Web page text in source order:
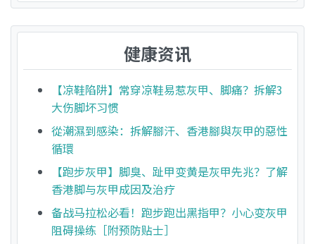
健康资讯
【凉鞋陷阱】常穿凉鞋易惹灰甲、脚痛？拆解3
大伤脚坏习惯
從潮濕到感染：拆解腳汗、香港腳與灰甲的惡性
循環
【跑步灰甲】脚臭、趾甲变黄是灰甲先兆？了解
香港脚与灰甲成因及治疗
备战马拉松必看！跑步跑出黑指甲？小心变灰甲
阻碍操练［附预防贴士］